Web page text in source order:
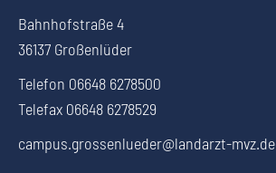
Bahnhofstraße 4
36137 Großenlüder
Telefon 06648 6278500
Telefax 06648 6278529
campus.grossenlueder@landarzt-mvz.de